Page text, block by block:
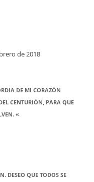
de 2018
DE MI CORAZÓN
CENTURIÓN, PARA QUE
«
DESEO QUE TODOS SE